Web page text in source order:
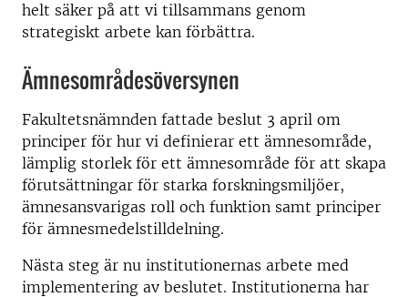
helt säker på att vi tillsammans genom
strategiskt arbete kan förbättra.
Ämnesområdesöversynen
Fakultetsnämnden fattade beslut 3 april om
principer för hur vi definierar ett ämnesområde,
lämplig storlek för ett ämnesområde för att skapa
förutsättningar för starka forskningsmiljöer,
ämnesansvarigas roll och funktion samt principer
för ämnesmedelstilldelning.
Nästa steg är nu institutionernas arbete med
implementering av beslutet. Institutionerna har